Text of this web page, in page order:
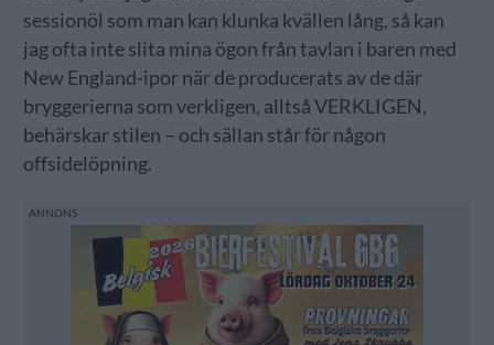
sessionöl som man kan klunka kvällen lång, så kan
jag ofta inte slita mina ögon från tavlan i baren med
New England-ipor när de producerats av de där
bryggerierna som verkligen, alltså VERKLIGEN,
behärskar stilen – och sällan står för någon
offsidelöpning.